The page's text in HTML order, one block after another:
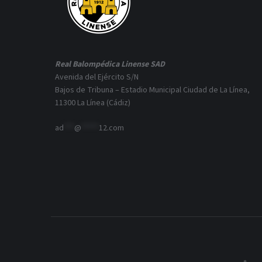
Real Balompédica Linense SAD
Avenida del Ejército S/N
Bajos de Tribuna – Estadio Municipal Ciudad de La Línea,
11300 La Línea (Cádiz)
ad @ 12.com